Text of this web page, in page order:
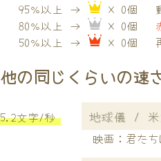
95％以上 →
× 0個
80％以上 →
× 0個
50％以上 →
× 0個
他の同じくらいの速
5.2文字/秒 地球儀 / 米
映画：君た